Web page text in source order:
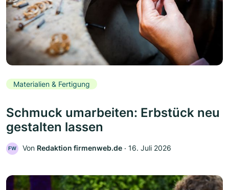
Materialien & Fertigung
Schmuck umarbeiten: Erbstück neu
gestalten lassen
FW Von Redaktion firmenweb.de ‧ 16. Juli 2026